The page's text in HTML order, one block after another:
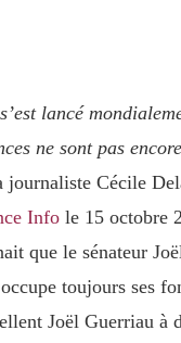
lancé
ne sont pas
journaliste Cécile
Info le 15 octobre
que le sénateur
toujours ses
Joël Guerriau à